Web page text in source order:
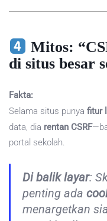
Mitos:
di situs besar
Fakta:
Selama situs punya fitur
data, dia rentan CSRF
portal sekolah.
Di balik layar:
penting ada
menargetkan